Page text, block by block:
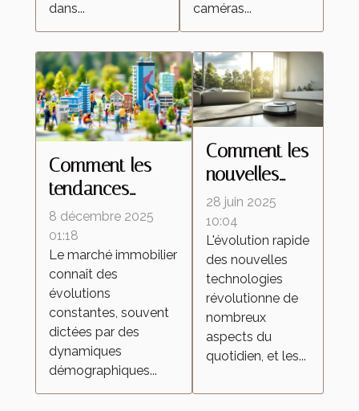
dans...
caméras...
Comment les
tendances
démographiques
influencent-elles
le marché
immobilier ?
8 décembre 2025
01:18
Le marché immobilier
connaît des
évolutions
constantes, souvent
dictées par des
dynamiques
démographiques...
Comment les
nouvelles
technologies
transforment-
elles les
aspirateurs
autonomes ?
28 juin 2025
10:04
L'évolution rapide
des nouvelles
technologies
révolutionne de
nombreux
aspects du
quotidien, et les...